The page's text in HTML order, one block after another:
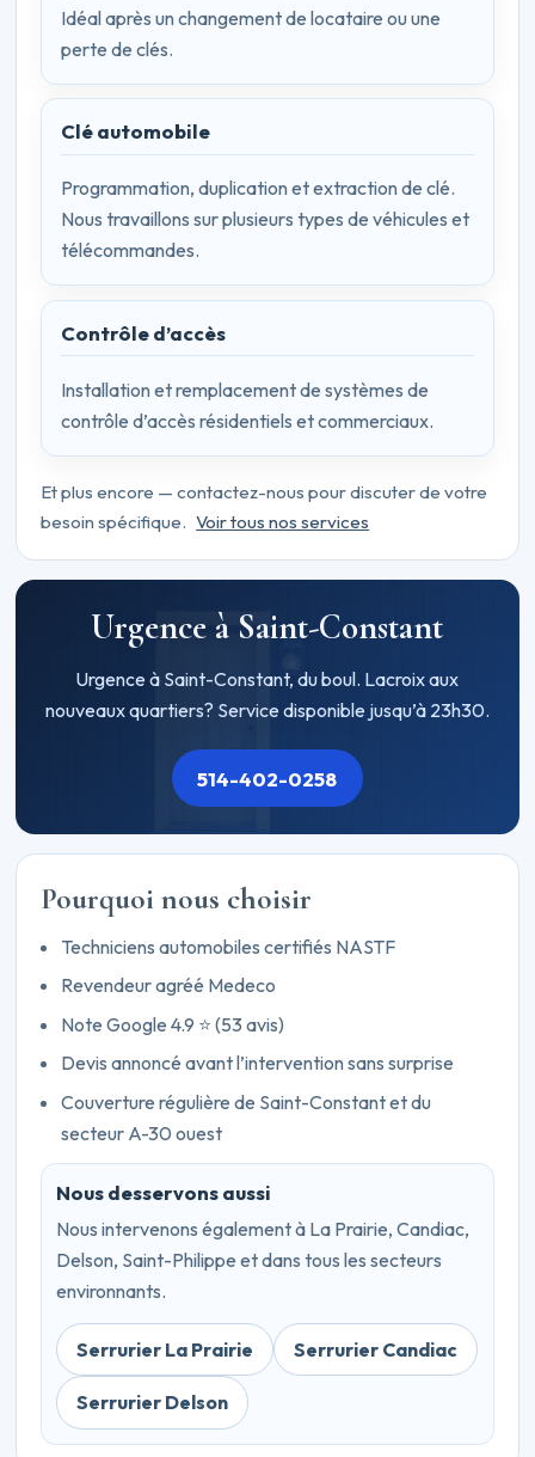
Idéal après un changement de locataire ou une
perte de clés.
Clé automobile
Programmation, duplication et extraction de clé.
Nous travaillons sur plusieurs types de véhicules et
télécommandes.
Contrôle d’accès
Installation et remplacement de systèmes de
contrôle d’accès résidentiels et commerciaux.
Et plus encore — contactez-nous pour discuter de votre
besoin spécifique. Voir tous nos services
Urgence à Saint-Constant
Urgence à Saint-Constant, du boul. Lacroix aux
nouveaux quartiers? Service disponible jusqu’à 23h30.
514-402-0258
Pourquoi nous choisir
Techniciens automobiles certifiés NASTF
Revendeur agréé Medeco
Note Google 4.9 ⭐ (53 avis)
Devis annoncé avant l’intervention sans surprise
Couverture régulière de Saint-Constant et du
secteur A-30 ouest
Nous desservons aussi
Nous intervenons également à La Prairie, Candiac,
Delson, Saint-Philippe et dans tous les secteurs
environnants.
Serrurier La Prairie Serrurier Candiac
Serrurier Delson